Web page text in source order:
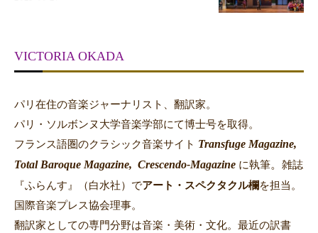
VICTORIA OKADA
パリ在住の音楽ジャーナリスト、翻訳家。
パリ・ソルボンヌ大学音楽学部にて博士号を取得。
フランス語圏のクラシック音楽サイト Transfuge Magazine,
Total Baroque Magazine, Crescendo-Magazine に執筆。 雑誌
『ふらんす』（白水社）でアート・スペクタクル欄を担当。
国際音楽プレス協会理事。
翻訳家としての専門分野は音楽・美術・文化。最近の訳書